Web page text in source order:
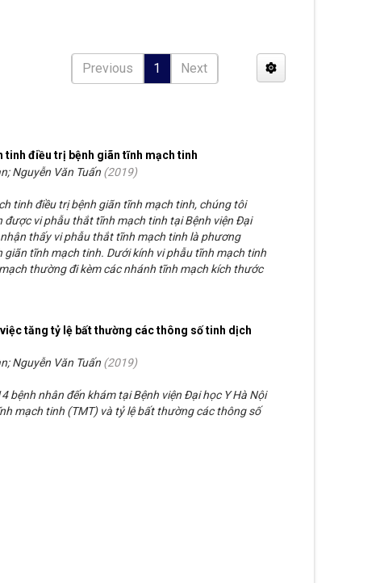
Previous 1 Next
tinh điều trị bệnh giãn tĩnh mạch tinh
Nguyễn Văn Tuấn (2019)
tinh điều trị bệnh giãn tĩnh mạch tinh, chúng tôi
vi phẫu thắt tĩnh mạch tinh tại Bệnh viện Đại
thấy vi phẫu thắt tĩnh mạch tinh là phương
giãn tĩnh mạch tinh. Dưới kính vi phẫu tĩnh mạch tinh
thường đi kèm các nhánh tĩnh mạch kích thước
tăng tỷ lệ bất thường các thông số tinh dịch
Nguyễn Văn Tuấn (2019)
bệnh nhân đến khám tại Bệnh viện Đại học Y Hà Nội
mạch tinh (TMT) và tỷ lệ bất thường các thông số